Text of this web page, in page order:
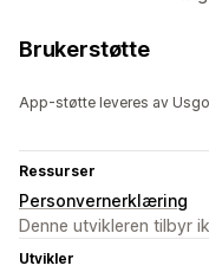
Brukerstøtte
App-støtte leveres av
Ressurser
Personvernerklæring
Denne utvikleren tilbyr
Utvikler